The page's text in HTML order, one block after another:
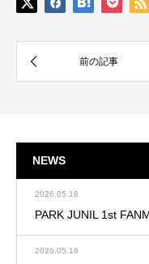
NEWS
2026.05.18
PARK JUNIL 1st
2026.05.16